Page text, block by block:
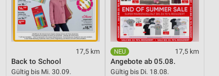
17,5 km
Back to School
Gültig bis Mi. 30.09.
17,5 km
Angebote ab 05.08.
Gültig bis Di. 18.08.